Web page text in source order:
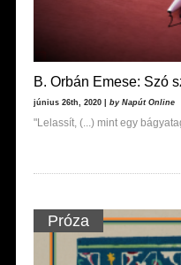
B. Orbán Emese: Szó
június 26th, 2020 | by Napút Online
"Lelassít, (...) mint egy
Próza